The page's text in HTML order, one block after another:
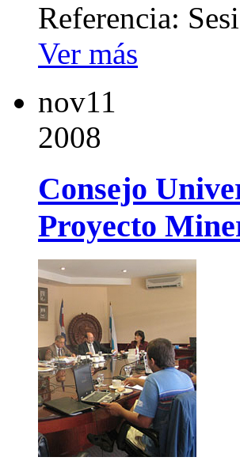
Referencia:
Ver más
nov11
2008
Consejo
Proyecto